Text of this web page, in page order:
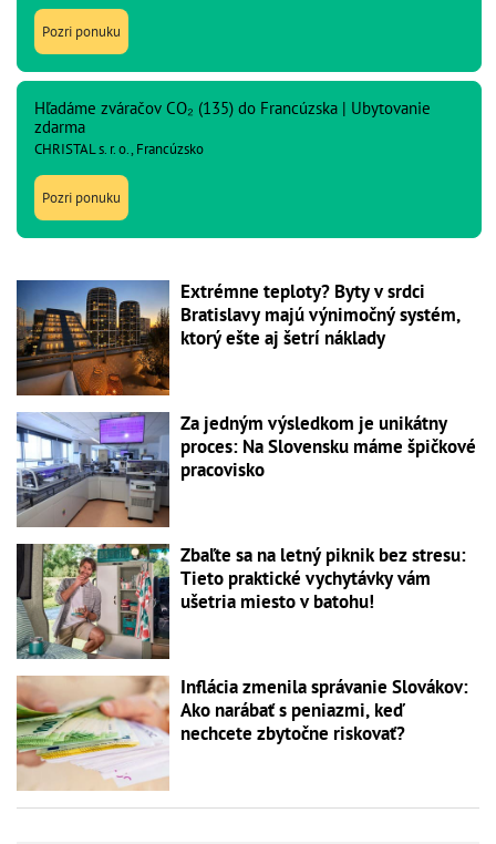
Pozri ponuku
Hľadáme zváračov CO₂ (135) do Francúzska | Ubytovanie
zdarma
CHRISTAL s. r. o., Francúzsko
Pozri ponuku
Extrémne teploty? Byty v srdci
Bratislavy majú výnimočný systém,
ktorý ešte aj šetrí náklady
Za jedným výsledkom je unikátny
proces: Na Slovensku máme špičkové
pracovisko
Zbaľte sa na letný piknik bez stresu:
Tieto praktické vychytávky vám
ušetria miesto v batohu!
Inflácia zmenila správanie Slovákov:
Ako narábať s peniazmi, keď
nechcete zbytočne riskovať?